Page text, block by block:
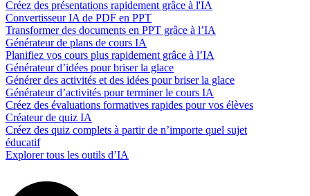
Créez des présentations rapidement grâce à l'IA
Convertisseur IA de PDF en PPT
Transformer des documents en PPT grâce à l’IA
Générateur de plans de cours IA
Planifiez vos cours plus rapidement grâce à l’IA
Générateur d’idées pour briser la glace
Générer des activités et des idées pour briser la glace
Générateur d’activités pour terminer le cours IA
Créez des évaluations formatives rapides pour vos élèves
Créateur de quiz IA
Créez des quiz complets à partir de n’importe quel sujet
éducatif
Explorer tous les outils d’IA